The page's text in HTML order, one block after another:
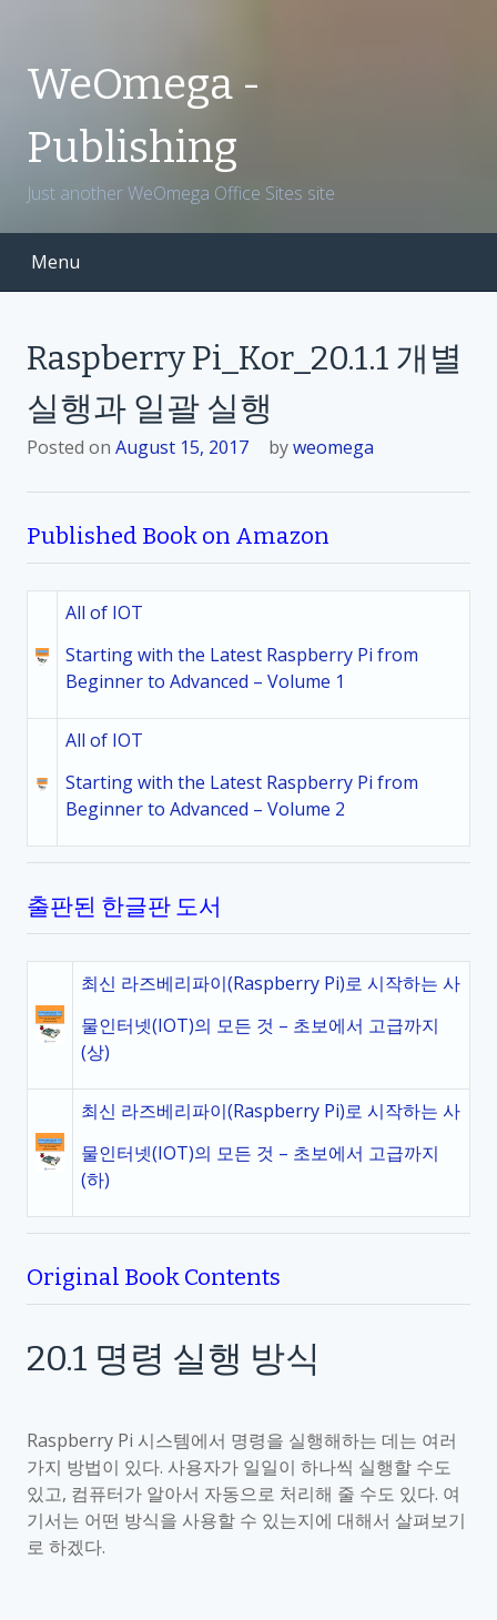
WeOmega -
Publishing
Just another WeOmega Office Sites site
Menu
Raspberry Pi_Kor_20.1.1 개별
실행과 일괄 실행
Posted on August 15, 2017 byweomega
Published Book on Amazon
All of IOT
Starting with the Latest Raspberry Pi from
Beginner to Advanced – Volume 1
All of IOT
Starting with the Latest Raspberry Pi from
Beginner to Advanced – Volume 2
출판된 한글판 도서
최신 라즈베리파이(Raspberry Pi)로 시작하는 사
물인터넷(IOT)의 모든 것 – 초보에서 고급까지
(상)
최신 라즈베리파이(Raspberry Pi)로 시작하는 사
물인터넷(IOT)의 모든 것 – 초보에서 고급까지
(하)
Original Book Contents
20.1 명령 실행 방식
Raspberry Pi 시스템에서 명령을 실행해하는 데는 여러
가지 방법이 있다. 사용자가 일일이 하나씩 실행할 수도
있고, 컴퓨터가 알아서 자동으로 처리해 줄 수도 있다. 여
기서는 어떤 방식을 사용할 수 있는지에 대해서 살펴보기
로 하겠다.